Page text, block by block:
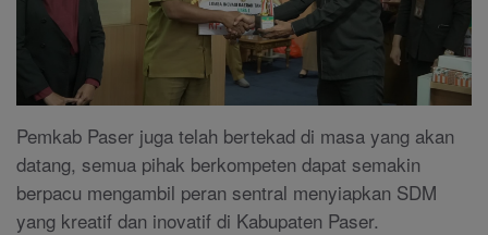
Pemkab Paser juga telah bertekad di masa yang akan
datang, semua pihak berkompeten dapat semakin
berpacu mengambil peran sentral menyiapkan SDM
yang kreatif dan inovatif di Kabupaten Paser.